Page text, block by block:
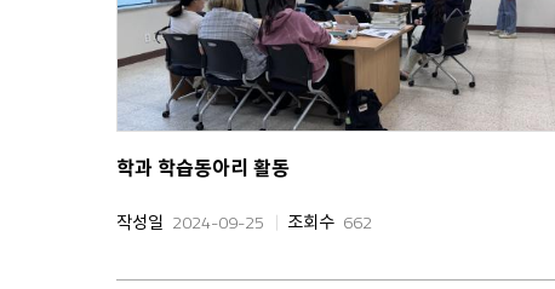
학과 학습동아리 활동
작성일 2024-09-25 조회수 662